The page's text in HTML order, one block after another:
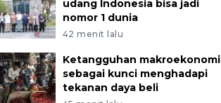
udang Indonesia bisa jadi
nomor 1 dunia
42 menit lalu
Ketangguhan makroekonomi
sebagai kunci menghadapi
tekanan daya beli